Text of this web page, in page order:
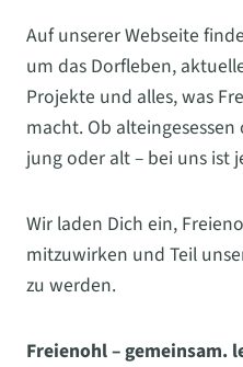
Auf unserer Webseite
um das Dorfleben,
Projekte und alles, was
macht. Ob
jung oder alt – bei uns ist
Wir laden Dich ein,
mitzuwirken und Teil
zu werden.
Freienohl – gemeinsam.